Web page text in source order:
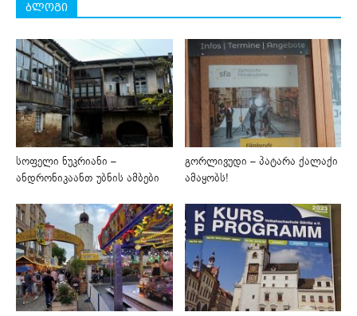
ბლოგი
სოფელი ნუკრიანი –
ანდრონიკაანთ უბნის ამბები
გორლივუდი – პატარა ქალაქი
ამაყობს!